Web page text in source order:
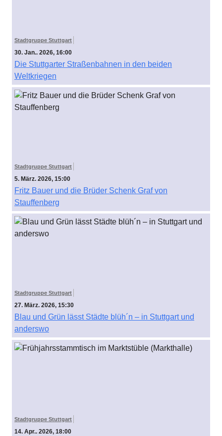
Stadtgruppe Stuttgart
30. Jan.. 2026, 16:00
Die Stuttgarter Straßenbahnen in den beiden
Weltkriegen
Stadtgruppe Stuttgart
5. März. 2026, 15:00
Fritz Bauer und die Brüder Schenk Graf von
Stauffenberg
Stadtgruppe Stuttgart
27. März. 2026, 15:30
Blau und Grün lässt Städte blüh´n – in Stuttgart und
anderswo
Stadtgruppe Stuttgart
14. Apr.. 2026, 18:00